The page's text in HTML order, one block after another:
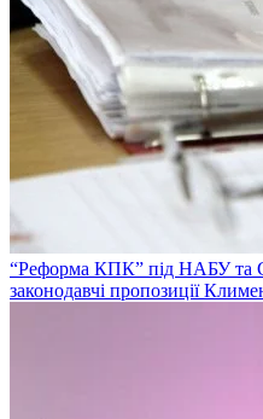
“Реформа КПК” під НАБУ та
законодавчі пропозиції